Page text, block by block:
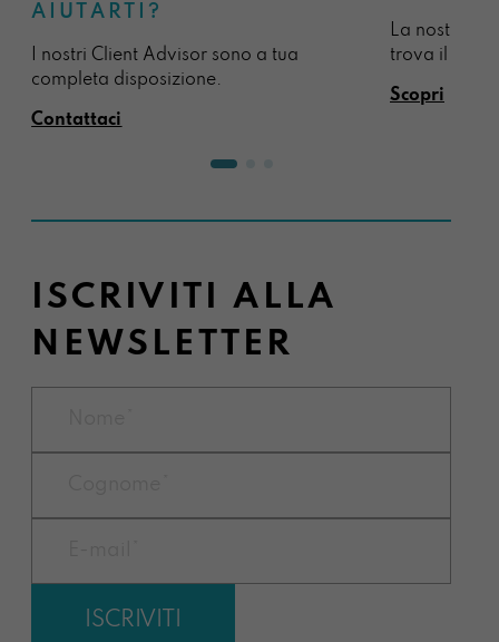
AIUTARTI?
I nostri Client Advisor sono a tua
completa disposizione.
Contattaci
La nostra
trova il
Scopri
ISCRIVITI ALLA
NEWSLETTER